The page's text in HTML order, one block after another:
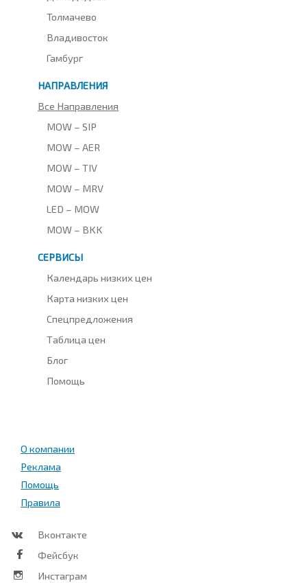
Толмачево
Владивосток
Гамбург
НАПРАВЛЕНИЯ
Все Направления
MOW – SIP
MOW – AER
MOW – TIV
MOW – MRV
LED – MOW
MOW – BKK
СЕРВИСЫ
Календарь низких цен
Карта низких цен
Спецпредложения
Таблица цен
Блог
Помощь
О компании
Реклама
Помощь
Правила
Вконтакте
Фейсбук
Инстаграм